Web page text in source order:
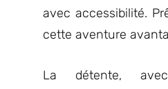
avec accessibilité.
cette aventure
La détente,